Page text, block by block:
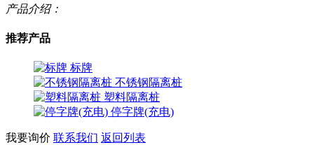
产品介绍：
推荐产品
标牌
不锈钢隔离桩
塑料隔离桩
停字牌(充电)
我要询价 联系我们 返回列表